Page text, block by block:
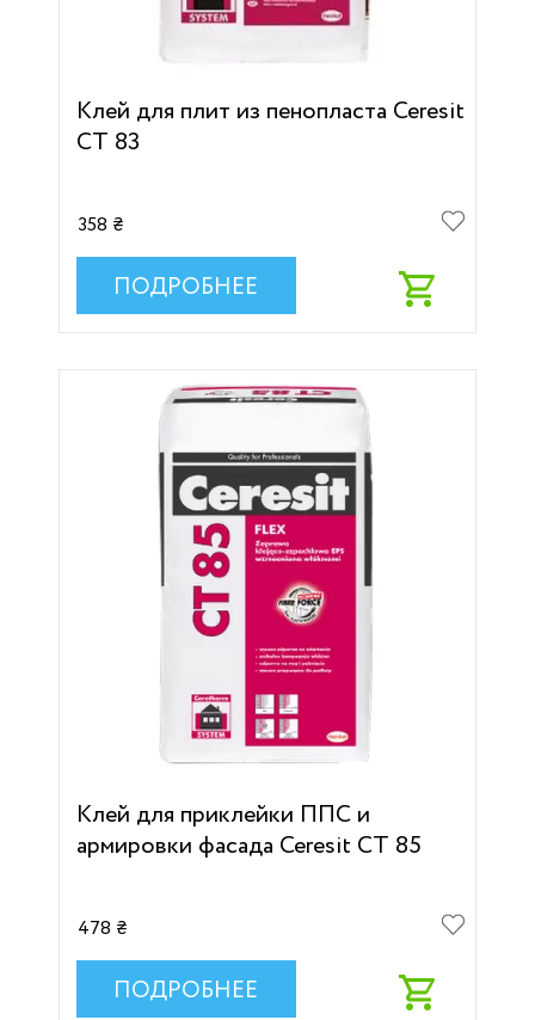
Клей для плит из пенопласта Ceresit
CT 83
358 ₴
ПОДРОБНЕЕ
Клей для приклейки ППС и
армировки фасада Ceresit CT 85
478 ₴
ПОДРОБНЕЕ